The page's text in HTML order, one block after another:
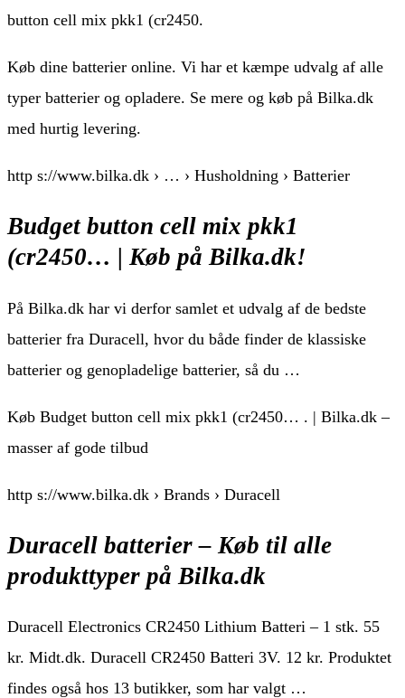
button cell mix pkk1 (cr2450.
Køb dine batterier online. Vi har et kæmpe udvalg af alle
typer batterier og opladere. Se mere og køb på Bilka.dk
med hurtig levering.
http s://www.bilka.dk › … › Husholdning › Batterier
Budget button cell mix pkk1
(cr2450… | Køb på Bilka.dk!
På Bilka.dk har vi derfor samlet et udvalg af de bedste
batterier fra Duracell, hvor du både finder de klassiske
batterier og genopladelige batterier, så du …
Køb Budget button cell mix pkk1 (cr2450… . | Bilka.dk –
masser af gode tilbud
http s://www.bilka.dk › Brands › Duracell
Duracell batterier – Køb til alle
produkttyper på Bilka.dk
Duracell Electronics CR2450 Lithium Batteri – 1 stk. 55
kr. Midt.dk. Duracell CR2450 Batteri 3V. 12 kr. Produktet
findes også hos 13 butikker, som har valgt …